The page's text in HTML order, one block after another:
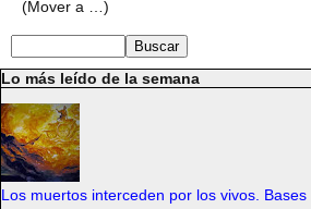
Lo más leído de la semana
Los muertos interceden por los vivos.